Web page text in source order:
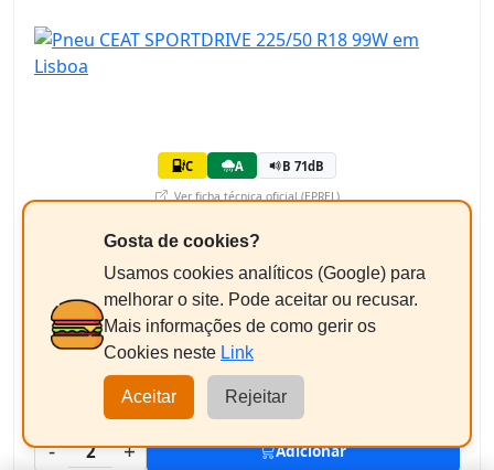
C A B 71dB
Ver ficha técnica oficial (EPREL)
94,71€/pneu
+ Imposto ambiental 1,82 € = 96,53€
Equilibragem + Válvula
Pneus a partir de 18"
Total Estimado:
-
2 + Adicionar
Gosta de cookies?
Usamos cookies analíticos (Google) para
melhorar o site. Pode aceitar ou recusar.
Mais informações de como gerir os
Cookies neste Link
Aceitar Rejeitar